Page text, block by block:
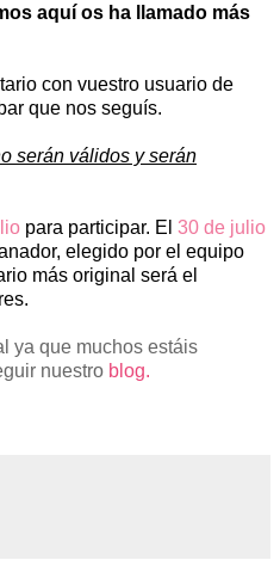
aquí os ha llamado más
con vuestro usuario de
que nos seguís.
serán válidos y serán
para participar. El 30 de julio
elegido por el equipo
más original será el
ya que muchos estáis
nuestro blog.